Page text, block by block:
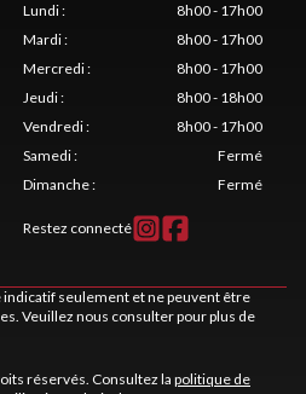
Lundi:
8h00 - 17h00
Mardi:
8h00 - 17h00
Mercredi:
8h00 - 17h00
Jeudi:
8h00 - 18h00
Vendredi:
8h00 - 17h00
Samedi:
Fermé
Dimanche: Fermé
Restez connecté
seulement et ne peuvent être
Veuillez nous consulter pour plus de
réservés. Consultez la politique de